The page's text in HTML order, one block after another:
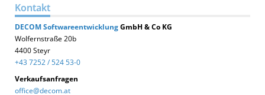
Kontakt
DECOMSoftwareentwicklungGmbH & Co KG
Wolfernstraße 20b
4400 Steyr
+43 7252 / 524 53-0
Verkaufsanfragen
office@decom.at